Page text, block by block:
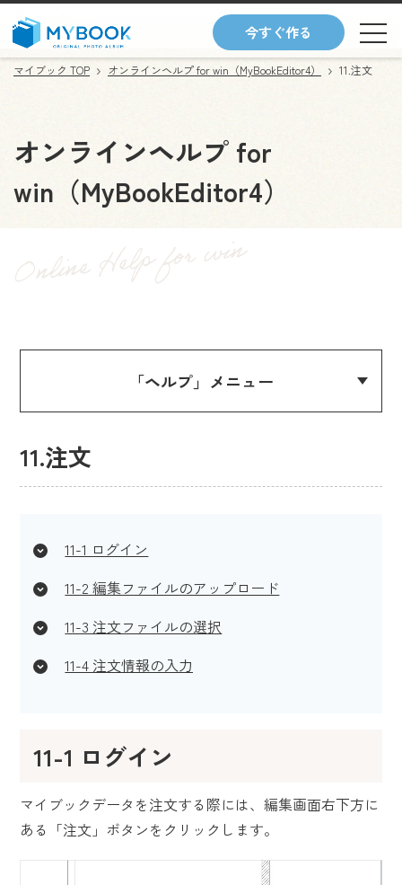
今すぐ作る
マイブック TOP オンラインヘルプ for win（MyBookEditor4） 11.注文
オンラインヘルプ for
win（MyBookEditor4）
「ヘルプ」メニュー
11.注文
11-1 ログイン
11-2 編集ファイルのアップロード
11-3 注文ファイルの選択
11-4 注文情報の入力
11-1 ログイン
マイブックデータを注文する際には、編集画面右下方に
ある「注文」ボタンをクリックします。